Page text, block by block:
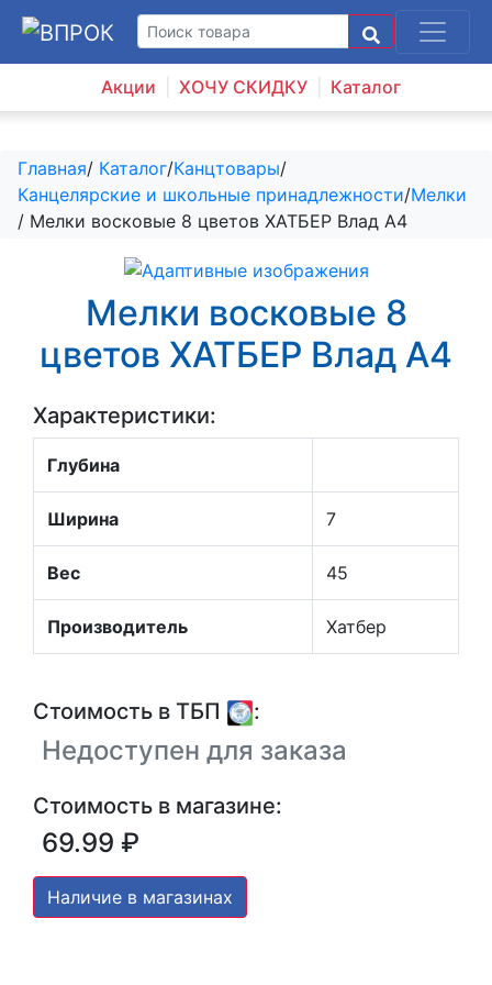
Акции ХОЧУ СКИДКУ Каталог
Главная/ Каталог/Канцтовары/
Канцелярские и школьные принадлежности/Мелки
/ Мелки восковые 8 цветов ХАТБЕР Влад А4
Мелки восковые 8
цветов ХАТБЕР Влад А4
Характеристики:
Глубина
Ширина 7
Вес 45
Производитель Хатбер
Стоимость в ТБП :
Недоступен для заказа
Стоимость в магазине:
69.99 ₽
Наличие в магазинах